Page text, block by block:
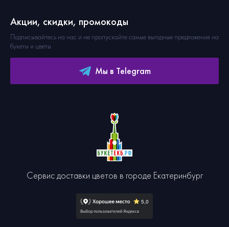
Сервис доставки цветов в городе Екатеринбург
Акции, скидки, промокоды
Подписывайтесь на нас и не пропускайте самые выгодные предложения на
букеты и цветы
Мы в Telegram